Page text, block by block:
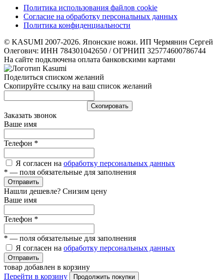
Политика использования файлов cookie
Согласие на обработку персональных данных
Политика конфиденциальности
© KASUMI 2007-2026. Японские ножи. ИП Чермянин Сергей
Олегович: ИНН 784301042650 / ОГРНИП 325774600786744
На сайте подключена оплата банковскими картами
Поделиться списком желаний
Скопируйте ссылку на ваш список желаний
Cкопировать
Заказать звонок
Ваше имя
Телефон *
Я согласен на обработку персональных данных
* — поля обязательные для заполнения
Отправить
Нашли дешевле? Снизим цену
Ваше имя
Телефон *
* — поля обязательные для заполнения
Я согласен на обработку персональных данных
Отправить
товар добавлен в корзину
Перейти в корзину
Продолжить покупки